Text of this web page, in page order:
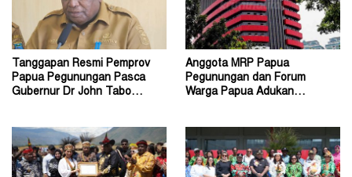
Tanggapan Resmi Pemprov
Papua Pegunungan Pasca
Gubernur Dr John Tabo
Anggota MRP Papua
Pegunungan dan Forum
Warga Papua Adukan